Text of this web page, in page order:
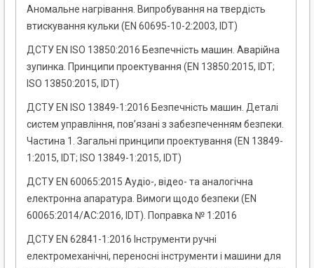
Аномальне нагрівання. Випробування на твердість
втискування кульки (EN 60695-10-2:2003, IDT)
ДСТУ EN ISO 13850:2016 Безпечність машин. Аварійна
зупинка. Принципи проектування (EN 13850:2015, IDT;
ISO 13850:2015, IDT)
ДСТУ EN ISO 13849-1:2016 Безпечність машин. Деталі
систем управління, пов’язані з забезпеченням безпеки.
Частина 1. Загальні принципи проектування (EN 13849-
1:2015, IDT; ISO 13849-1:2015, IDT)
ДСТУ EN 60065:2015 Аудіо-, відео- та аналогічна
електронна апаратура. Вимоги щодо безпеки (EN
60065:2014/AC:2016, IDT). Поправка № 1:2016
ДСТУ EN 62841-1:2016 Інструменти ручні
електромеханічні, переносні інструменти і машини для